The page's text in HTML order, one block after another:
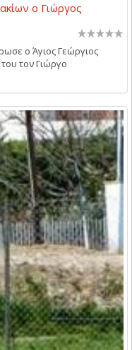
ο Γιώργος
ο Άγιος Γεώργιος
τον Γιώργο